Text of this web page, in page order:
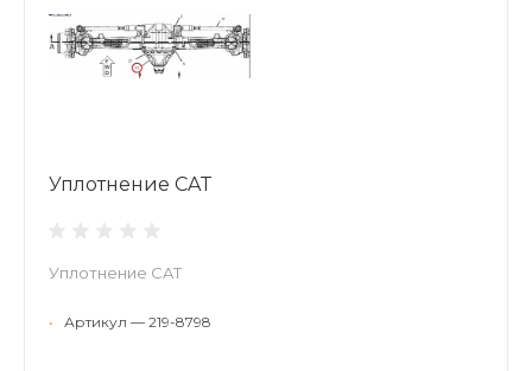
Уплотнение CAT
Уплотнение CAT
• Артикул — 219-8798